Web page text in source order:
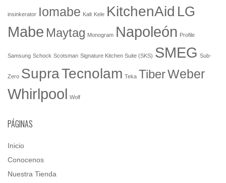
insinkerator Iomabe Kalt Kele KitchenAid LG
Mabe Maytag Monogram Napoleón Profile
Samsung Schock Scotsman Signature Kitchen Suite (SKS) SMEG Sub-
Zero SupraTecnolam Teka TiberWeber
Whirlpool Wolf
PÁGINAS
Inicio
Conocenos
Nuestra Tienda